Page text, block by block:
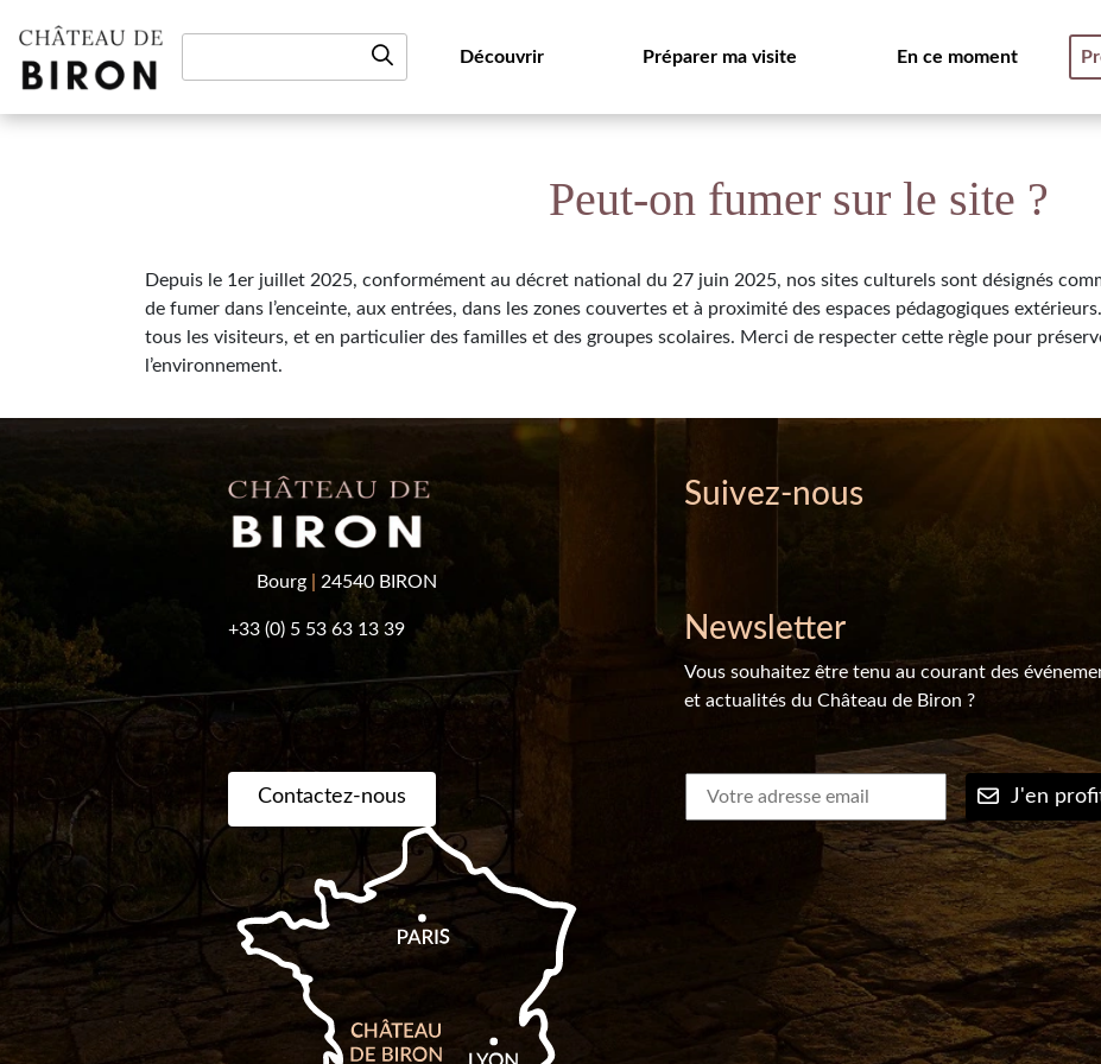
Découvrir Préparer ma visite En ce moment
Peut-on fumer sur le site ?
Depuis le 1er juillet 2025, conformément au décret national du 27 juin 2025, nos sites culturels sont désignés
de fumer dans l’enceinte, aux entrées, dans les zones couvertes et à proximité des espaces pédagogiques
tous les visiteurs, et en particulier des familles et des groupes scolaires. Merci de respecter cette règle pour
l’environnement.
Bourg 24540 BIRON
+33 (0) 5 53 63 13 39
Contactez-nous
Suivez-nous
Newsletter
Vous souhaitez être tenu au courant des
et actualités du Château de Biron ?
J'en